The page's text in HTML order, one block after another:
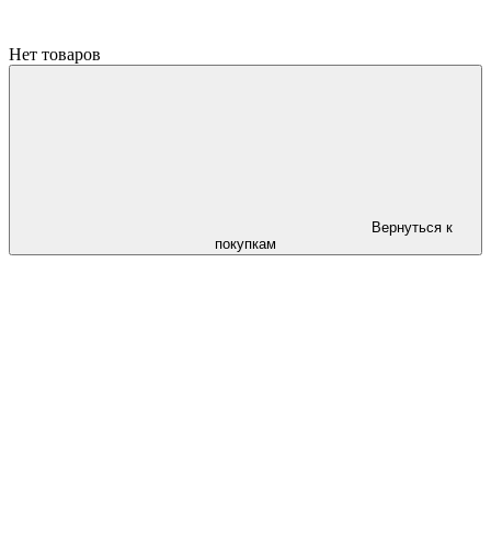
Нет товаров
Вернуться к
покупкам